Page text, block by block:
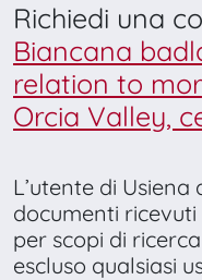
Richiedi una
Biancana
relation to
Orcia Valley,
L’utente di
documenti
per scopi di
escluso qualsiasi